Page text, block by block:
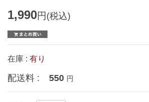
1,990円 (税込)
在庫 : 有り
配送料 : 550 円